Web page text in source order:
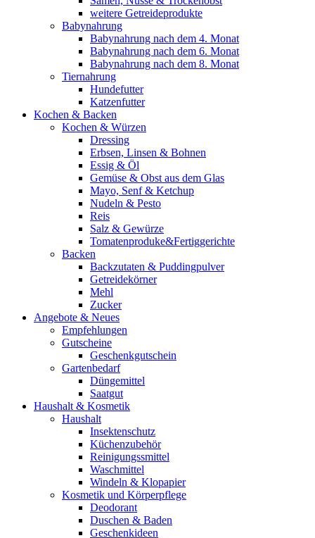
weitere Getreideprodukte
Babynahrung
Babynahrung nach dem 4. Monat
Babynahrung nach dem 6. Monat
Babynahrung nach dem 8. Monat
Tiernahrung
Hundefutter
Katzenfutter
Kochen & Backen
Kochen & Würzen
Dressing
Erbsen, Linsen & Bohnen
Essig & Öl
Gemüse & Obst aus dem Glas
Mayo, Senf & Ketchup
Nudeln & Pesto
Reis
Salz & Gewürze
Tomatenproduke&Fertiggerichte
Backen
Backzutaten & Puddingpulver
Getreidekörner
Mehl
Zucker
Angebote & Neues
Empfehlungen
Gutscheine
Geschenkgutschein
Gartenbedarf
Düngemittel
Saatgut
Haushalt & Kosmetik
Haushalt
Insektenschutz
Küchenzubehör
Reinigungssmittel
Waschmittel
Windeln & Klopapier
Kosmetik und Körperpflege
Deodorant
Duschen & Baden
Geschenkideen